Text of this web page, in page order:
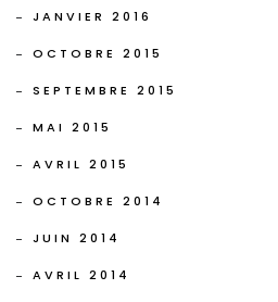
JANVIER 2016
OCTOBRE 2015
SEPTEMBRE 2015
MAI 2015
AVRIL 2015
OCTOBRE 2014
JUIN 2014
AVRIL 2014